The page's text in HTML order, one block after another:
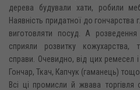
дерева будували хати, робили
Наявність придатної до гончарства
виготовляти посуд. А
сприяли розвитку кожухарства,
справи. Очевидно, від цих ремесел
Гончар, Ткач, Капчук (гаманець) тощо.
Всі ці промисли й жвава